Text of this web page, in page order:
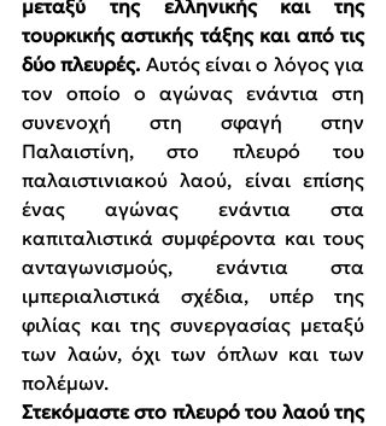
μεταξύ της ελληνικής και της
τουρκικής αστικής τάξης και από τις
δύο πλευρές. Αυτός είναι ο λόγος για
τον οποίο ο αγώνας ενάντια στη
συνενοχή στη σφαγή στην
Παλαιστίνη, στο πλευρό του
παλαιστινιακού λαού, είναι επίσης
ένας αγώνας ενάντια στα
καπιταλιστικά συμφέροντα και τους
ανταγωνισμούς, ενάντια στα
ιμπεριαλιστικά σχέδια, υπέρ της
φιλίας και της συνεργασίας μεταξύ
των λαών, όχι των όπλων και των
πολέμων.
Στεκόμαστε στο πλευρό του λαού της